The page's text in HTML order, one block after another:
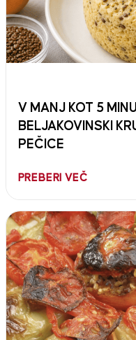
V MANJ KOT 5
BELJAKOVINSKI
PEČICE
PREBERI VEČ